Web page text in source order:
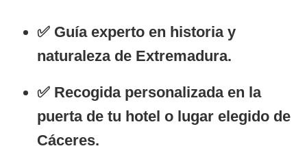
✅ Guía experto en historia y
naturaleza de Extremadura.
✅ Recogida personalizada en la
puerta de tu hotel o lugar elegido de
Cáceres.